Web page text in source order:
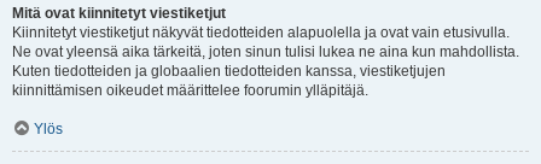
Mitä ovat kiinnitetyt viestiketjut
Kiinnitetyt viestiketjut näkyvät tiedotteiden alapuolella ja ovat vain etusivulla.
Ne ovat yleensä aika tärkeitä, joten sinun tulisi lukea ne aina kun mahdollista.
Kuten tiedotteiden ja globaalien tiedotteiden kanssa, viestiketjujen
kiinnittämisen oikeudet määrittelee foorumin ylläpitäjä.
Ylös